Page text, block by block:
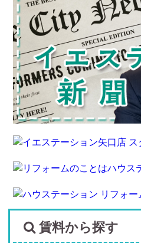
賃料から探す